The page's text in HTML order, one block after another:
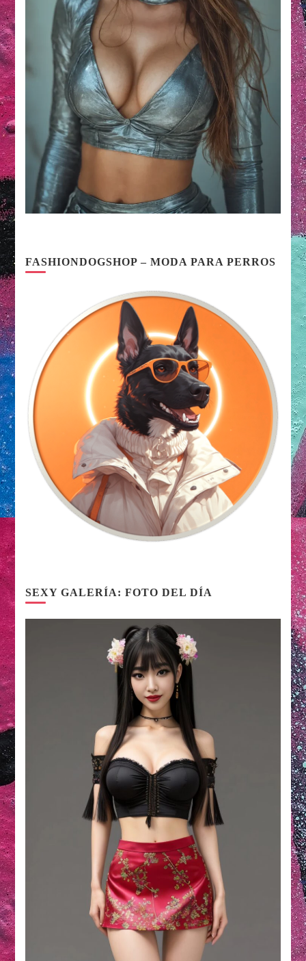
FASHIONDOGSHOP – MODA PARA PERROS
SEXY GALERÍA: FOTO DEL DÍA